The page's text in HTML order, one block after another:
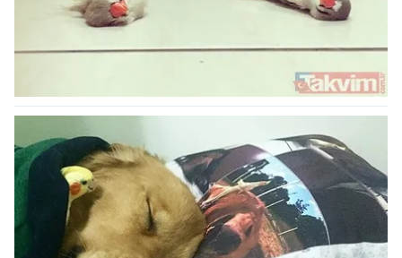
kılınması ve kişiselleştirilmesi ve sizlere yönelik
reklam/pazarlama faaliyetlerinin yapılması, amaçlarıyla
sınırlı olarak açık rızanız dahilinde kullanılacaktır.
Çerezlere ilişkin tercihlerinizi aşağıda yer alan panel
vasıtasıyla belirleyebilirsiniz. Çerezlere ilişkin detaylı bilgi
için Ayarlar butonuna tıklayabilir,
Çerez Bilgilendirme
Metnimiziziyaret edebilirsiniz.
6698 sayılı Kişisel Verilerin Korunması Kanunu uyarınca
hazırlanmış Aydınlatma Metnimizi okumak ve sitemizde
ilgili mevzuata uygun olarak kullanılan çerezlerle ilgili bilgi